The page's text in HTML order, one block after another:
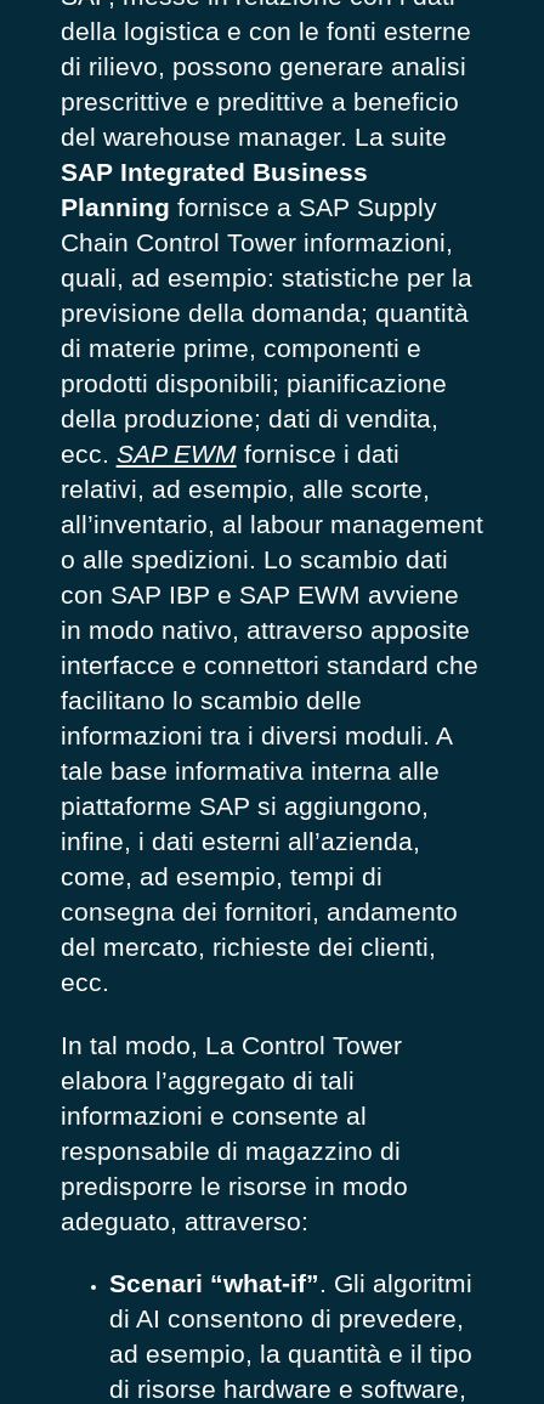
della logistica e con le fonti esterne
di rilievo, possono generare analisi
prescrittive e predittive a beneficio
del warehouse manager. La suite
SAP Integrated Business
Planning fornisce a SAP Supply
Chain Control Tower informazioni,
quali, ad esempio: statistiche per la
previsione della domanda; quantità
di materie prime, componenti e
prodotti disponibili; pianificazione
della produzione; dati di vendita,
ecc. SAP EWMfornisce i dati
relativi, ad esempio, alle scorte,
all’inventario, al labour management
o alle spedizioni. Lo scambio dati
con SAP IBP e SAP EWM avviene
in modo nativo, attraverso apposite
interfacce e connettori standard che
facilitano lo scambio delle
informazioni tra i diversi moduli. A
tale base informativa interna alle
piattaforme SAP si aggiungono,
infine, i dati esterni all’azienda,
come, ad esempio, tempi di
consegna dei fornitori, andamento
del mercato, richieste dei clienti,
ecc.
In tal modo, La Control Tower
elabora l’aggregato di tali
informazioni e consente al
responsabile di magazzino di
predisporre le risorse in modo
adeguato, attraverso:
Scenari “what-if”. Gli algoritmi
di AI consentono di prevedere,
ad esempio, la quantità e il tipo
di risorse hardware e software,